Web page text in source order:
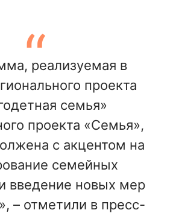
реализуемая в
проекта
семья»
проекта «Семья»,
с акцентом на
семейных
введение новых мер
– отметили в пресс-